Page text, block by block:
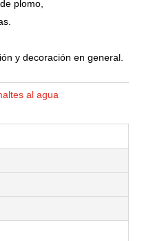
plomo,
y decoración en general.
al agua